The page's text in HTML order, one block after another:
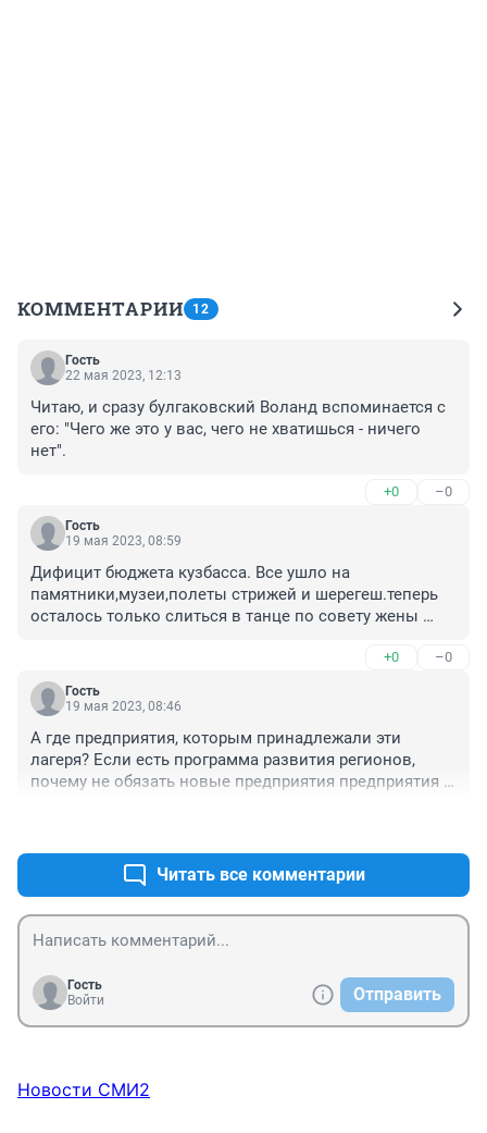
КОММЕНТАРИИ 12
Гость
22 мая 2023, 12:13
Читаю, и сразу булгаковский Воланд вспоминается с
его: "Чего же это у вас, чего не хватишься - ничего
нет".
+0 –0
Гость
19 мая 2023, 08:59
Дифицит бюджета кузбасса. Все ушло на
памятники,музеи,полеты стрижей и шерегеш.теперь
осталось только слиться в танце по совету жены
+0 –0
Гость
19 мая 2023, 08:46
А где предприятия, которым принадлежали эти
лагеря? Если есть программа развития регионов,
почему не обязать новые предприятия предприятия и
Читать все комментарии
Гость
Войти
Отправить
Новости СМИ2